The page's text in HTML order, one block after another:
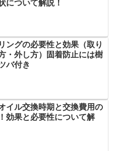
について解説！
ングの必要性と効果（取り
・外し方）固着防止には樹
バ付き
イル交換時期と交換費用の
効果と必要性について解